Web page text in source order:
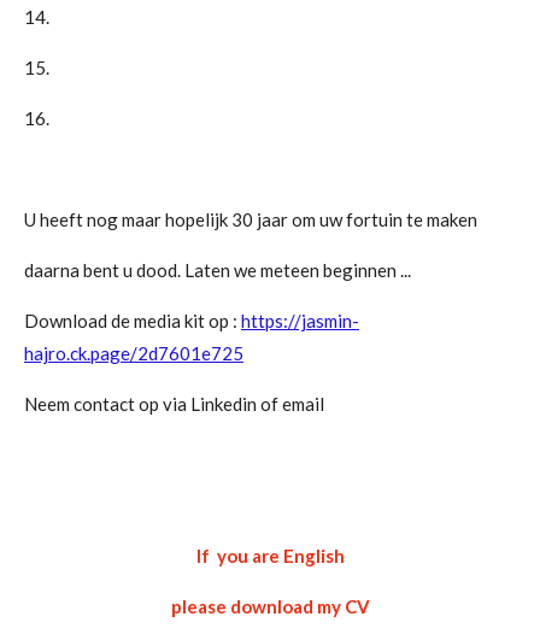
14.
15.
16.
U heeft nog maar hopelijk 30 jaar om uw fortuin te maken
daarna bent u dood. Laten we meteen beginnen ...
Download de media kit op : https://jasmin-
hajro.ck.page/2d7601e725
Neem contact op via Linkedin of email
If you are English
please download my CV